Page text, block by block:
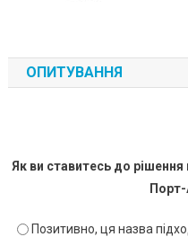
ОПИТУВАННЯ
Як ви ставитесь до
Позитивно, ця назва